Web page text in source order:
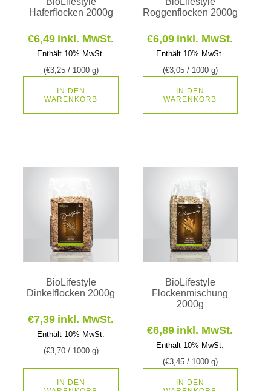
Haferflocken 2000g
€6,49 inkl. MwSt.
Enthält 10% MwSt.
(€3,25/ 1000 g)
IN DEN
WARENKORB
Roggenflocken 2000g
€6,09 inkl. MwSt.
Enthält 10% MwSt.
(€3,05/ 1000 g)
IN DEN
WARENKORB
BioLifestyle
Dinkelflocken 2000g
€7,39 inkl. MwSt.
Enthält 10% MwSt.
(€3,70/ 1000 g)
IN DEN
BioLifestyle
Flockenmischung
2000g
€6,89 inkl. MwSt.
Enthält 10% MwSt.
(€3,45/ 1000 g)
IN DEN